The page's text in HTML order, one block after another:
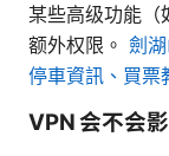
某些高级功能（
额外权限。 劍
停車資訊、買票
VPN 会不会